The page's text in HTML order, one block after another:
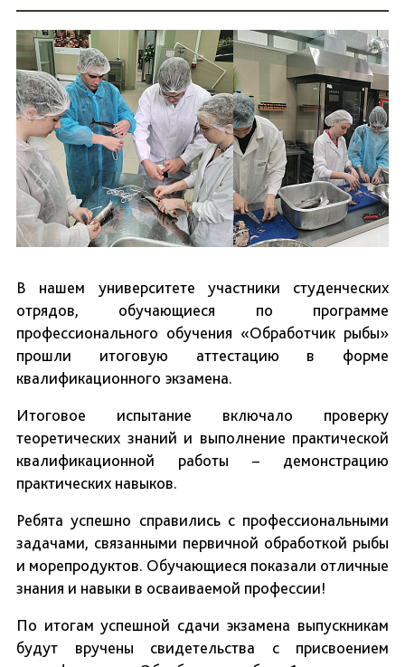
В нашем университете участники студенческих
отрядов, обучающиеся по программе
профессионального обучения «Обработчик рыбы»
прошли итоговую аттестацию в форме
квалификационного экзамена.
Итоговое испытание включало проверку
теоретических знаний и выполнение практической
квалификационной работы – демонстрацию
практических навыков.
Ребята успешно справились с профессиональными
задачами, связанными первичной обработкой рыбы
и морепродуктов. Обучающиеся показали отличные
знания и навыки в осваиваемой профессии!
По итогам успешной сдачи экзамена выпускникам
будут вручены свидетельства с присвоением